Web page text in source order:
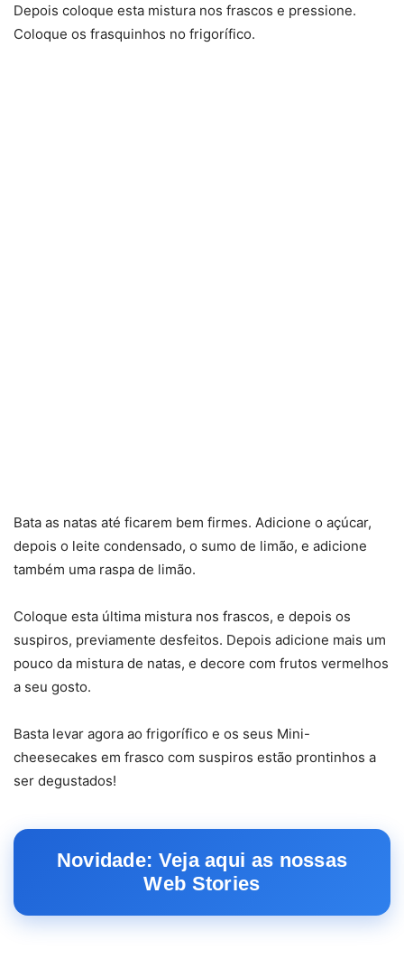
Depois coloque esta mistura nos frascos e pressione.
Coloque os frasquinhos no frigorífico.
Bata as natas até ficarem bem firmes. Adicione o açúcar,
depois o leite condensado, o sumo de limão, e adicione
também uma raspa de limão.
Coloque esta última mistura nos frascos, e depois os
suspiros, previamente desfeitos. Depois adicione mais um
pouco da mistura de natas, e decore com frutos vermelhos
a seu gosto.
Basta levar agora ao frigorífico e os seus Mini-
cheesecakes em frasco com suspiros estão prontinhos a
ser degustados!
Novidade: Veja aqui as nossas
Web Stories